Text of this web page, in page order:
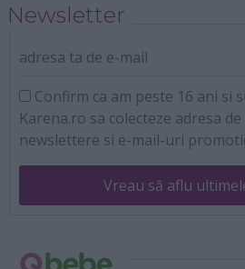
Newsletter
adresa ta de e-mail
Confirm ca am peste 16 ani si
Karena.ro sa colecteze adresa
newslettere si e-mail-uri
Vreau să aflu